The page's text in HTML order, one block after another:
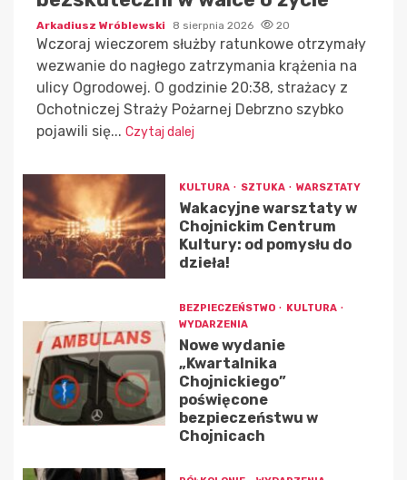
Arkadiusz Wróblewski 8 sierpnia 2026 20
Wczoraj wieczorem służby ratunkowe otrzymały
wezwanie do nagłego zatrzymania krążenia na
ulicy Ogrodowej. O godzinie 20:38, strażacy z
Ochotniczej Straży Pożarnej Debrzno szybko
pojawili się... Czytaj dalej
KULTURA SZTUKA WARSZTATY
Wakacyjne warsztaty w
Chojnickim Centrum
Kultury: od pomysłu do
dzieła!
BEZPIECZEŃSTWO
KULTURA
WYDARZENIA
Nowe wydanie
„Kwartalnika
Chojnickiego”
poświęcone
bezpieczeństwu w
Chojnicach